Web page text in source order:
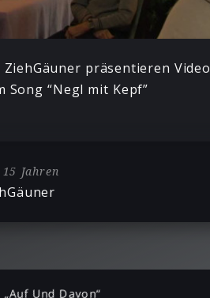
ZiehGäuner präsentieren Video
Song “Negl mit Kepf”
Jahren
Und Davon“